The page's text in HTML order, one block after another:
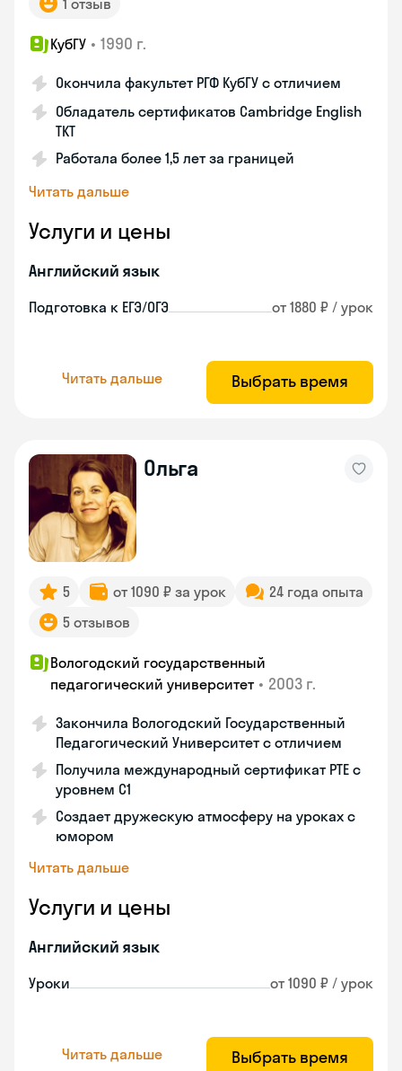
1 отзыв
КубГУ • 1990 г.
Окончила факультет РГФ КубГУ с отличием
Обладатель сертификатов Cambridge English
TKT
Работала более 1,5 лет за границей
Читать дальше
Услуги и цены
Английский язык
Подготовка к ЕГЭ/ОГЭ от 1880 ₽ / урок
Читать дальше Выбрать время
Ольга
5 от 1090 ₽ за урок
24 года опыта
5 отзывов
Вологодский государственный
педагогический университет • 2003 г.
Закончила Вологодский Государственный
Педагогический Университет с отличием
Получила международный сертификат PTE с
уровнем C1
Создает дружескую атмосферу на уроках с
юмором
Читать дальше
Услуги и цены
Английский язык
Уроки от 1090 ₽ / урок
Читать дальше Выбрать время